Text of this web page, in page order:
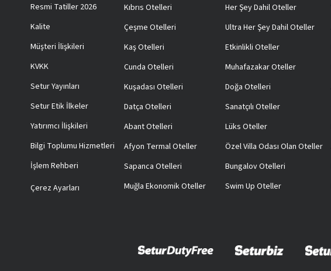
Resmi Tatiller 2026
Kalite
Müşteri İlişkileri
KVKK
Setur Yayınları
Setur Etik İlkeler
Yatırımcı İlişkileri
Bilgi Toplumu Hizmetleri
İşlem Rehberi
Çerez Ayarları
Kıbrıs Otelleri
Çeşme Otelleri
Kaş Otelleri
Cunda Otelleri
Kuşadası Otelleri
Datça Otelleri
Abant Otelleri
Afyon Termal Oteller
Sapanca Otelleri
Muğla Ekonomik Oteller
Her Şey Dahil Oteller
Ultra Her Şey Dahil Oteller
Etkinlikli Oteller
Muhafazakar Oteller
Doğa Otelleri
Sanatçılı Oteller
Lüks Oteller
Özel Villa Odası Olan Oteller
Bungalov Otelleri
Swim Up Oteller